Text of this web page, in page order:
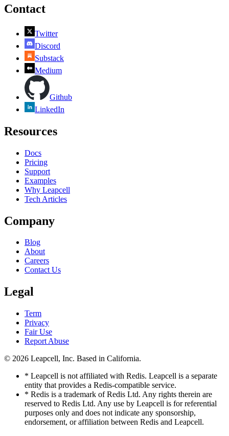
Contact
Twitter
Discord
Substack
Medium
Github
LinkedIn
Resources
Docs
Pricing
Support
Examples
Why Leapcell
Tech Articles
Company
Blog
About
Careers
Contact Us
Legal
Term
Privacy
Fair Use
Report Abuse
© 2026 Leapcell, Inc. Based in California.
* Leapcell is not affiliated with Redis. Leapcell is a separate
entity that provides a Redis-compatible service.
* Redis is a trademark of Redis Ltd. Any rights therein are
reserved to Redis Ltd. Any use by Leapcell is for referential
purposes only and does not indicate any sponsorship,
endorsement, or affiliation between Redis and Leapcell.